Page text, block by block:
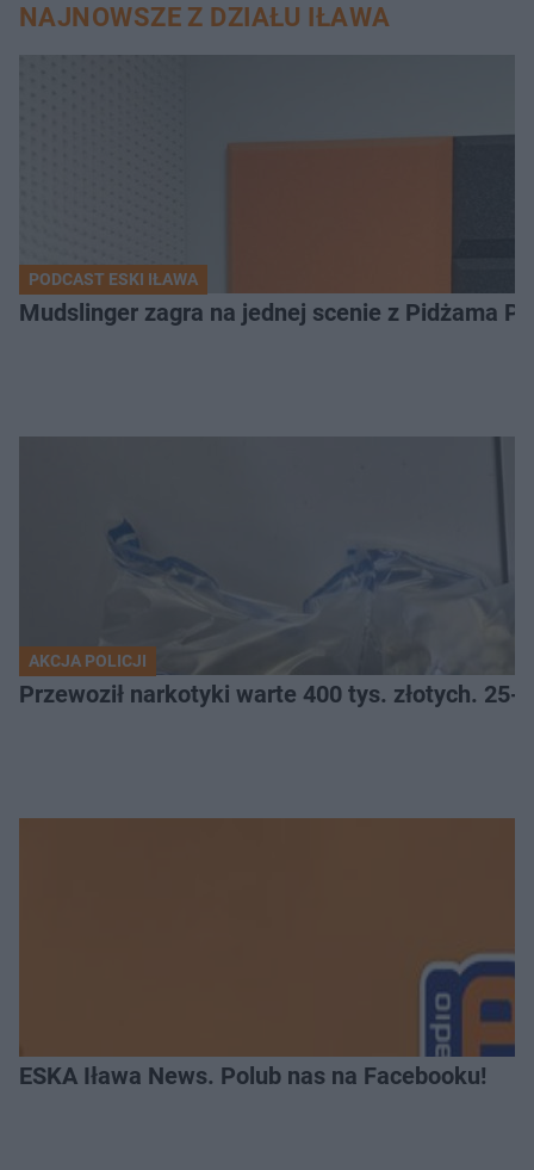
NAJNOWSZE Z DZIAŁU IŁAWA
PODCAST ESKI IŁAWA
Mudslinger zagra na jednej scenie z Pidżama
AKCJA POLICJI
Przewoził narkotyki warte 400 tys. złotych.
ESKA Iława News. Polub nas na Facebooku!